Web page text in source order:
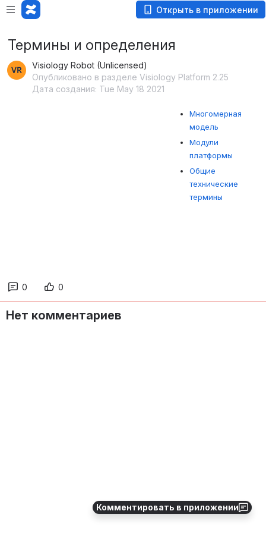
Открыть в приложении
Комментировать в приложении
Термины и определения
Visiology Robot (Unlicensed)
Опубликовано в разделе Visiology Platform 2.25
Дата создания: Tue May 18 2021
Многомерная
модель
Модули
платформы
Общие
технические
термины
0 0
Нет комментариев